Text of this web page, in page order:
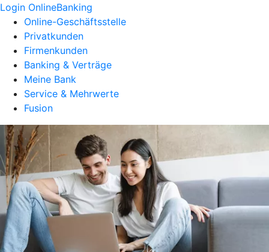
Login OnlineBanking
Online-Geschäftsstelle
Privatkunden
Firmenkunden
Banking & Verträge
Meine Bank
Service & Mehrwerte
Fusion